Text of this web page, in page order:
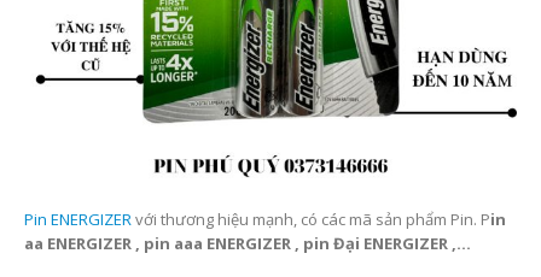
Pin ENERGIZERvới thương hiệu mạnh, có các mã sản phẩm Pin. Pin
aa ENERGIZER , pin aaa ENERGIZER , pin Đại ENERGIZER ,…